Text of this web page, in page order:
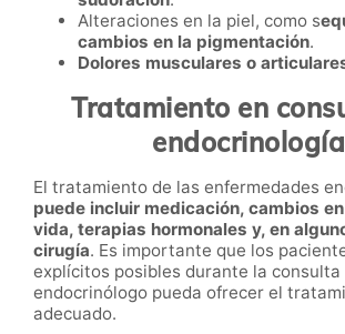
Alteraciones en la piel, como s
cambios en la pigmentación.
Dolores musculares o
Tratamiento en
endocrinología
El tratamiento de las enfermedades
puede incluir medicación, cambios
vida, terapias hormonales y, en
cirugía. Es importante que los
explícitos posibles durante la consulta
endocrinólogo pueda ofrecer el
adecuado.